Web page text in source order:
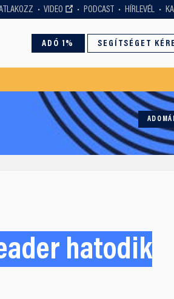
VIDEO PODCAST HÍRLEVÉL
ADÓ 1% SEGÍTSÉGET
hatodik